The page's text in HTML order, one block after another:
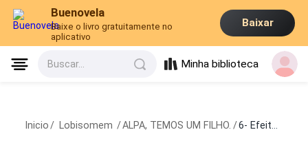
Buenovela
Baixe o livro gratuitamente no
aplicativo
Baixar
Buscar... Minha biblioteca
Inicio / Lobisomem /ALPA, TEMOS UM FILHO. /6- Efeitos colaterais.